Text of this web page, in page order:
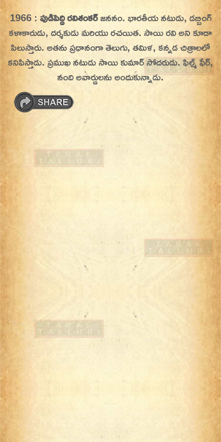
Skip
to
content
On This Day
Today in History | On This Day | This Day in
History | Today in India | What Happened
Today in India | Charitralo eroju | charitra lo
eroju |
1966 :పుడిపెద్ది రవిశంకర్జననం. భారతీయ నటుడు, డబ్బింగ్
కళాకారుడు, దర్శకుడు మరియు రచయిత. సాయి రవి అని కూడా
పిలుస్తారు. అతను ప్రధానంగా తెలుగు, తమిళ, కన్నడ చిత్రాలలో
కనిపిస్తాడు. ప్రముఖ నటుడు సాయి కుమార్ సోదరుడు. ఫిల్మ్ ఫేర్,
నంది అవార్డులను అందుకున్నాడు.